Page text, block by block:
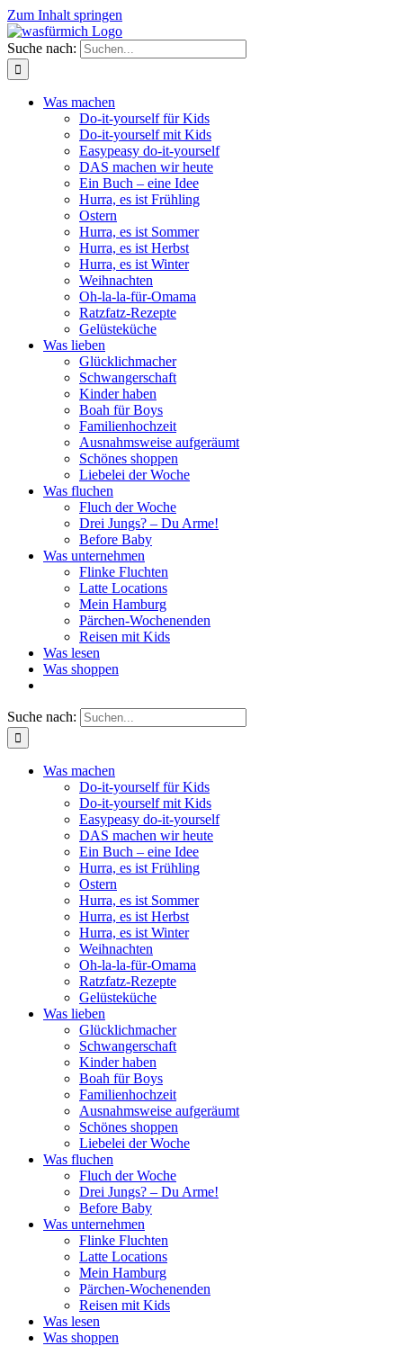
Zum Inhalt springen
Suche nach:
Was machen
Do-it-yourself für Kids
Do-it-yourself mit Kids
Easypeasy do-it-yourself
DAS machen wir heute
Ein Buch – eine Idee
Hurra, es ist Frühling
Ostern
Hurra, es ist Sommer
Hurra, es ist Herbst
Hurra, es ist Winter
Weihnachten
Oh-la-la-für-Omama
Ratzfatz-Rezepte
Gelüsteküche
Was lieben
Glücklichmacher
Schwangerschaft
Kinder haben
Boah für Boys
Familienhochzeit
Ausnahmsweise aufgeräumt
Schönes shoppen
Liebelei der Woche
Was fluchen
Fluch der Woche
Drei Jungs? – Du Arme!
Before Baby
Was unternehmen
Flinke Fluchten
Latte Locations
Mein Hamburg
Pärchen-Wochenenden
Reisen mit Kids
Was lesen
Was shoppen
Suche nach:
Was machen
Do-it-yourself für Kids
Do-it-yourself mit Kids
Easypeasy do-it-yourself
DAS machen wir heute
Ein Buch – eine Idee
Hurra, es ist Frühling
Ostern
Hurra, es ist Sommer
Hurra, es ist Herbst
Hurra, es ist Winter
Weihnachten
Oh-la-la-für-Omama
Ratzfatz-Rezepte
Gelüsteküche
Was lieben
Glücklichmacher
Schwangerschaft
Kinder haben
Boah für Boys
Familienhochzeit
Ausnahmsweise aufgeräumt
Schönes shoppen
Liebelei der Woche
Was fluchen
Fluch der Woche
Drei Jungs? – Du Arme!
Before Baby
Was unternehmen
Flinke Fluchten
Latte Locations
Mein Hamburg
Pärchen-Wochenenden
Reisen mit Kids
Was lesen
Was shoppen